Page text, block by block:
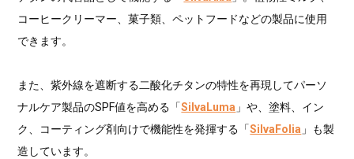
コーヒークリーマー、菓子類、ペットフードなどの製品に使用
できます。
また、紫外線を遮断する二酸化チタンの特性を再現してパーソ
ナルケア製品のSPF値を高める「SilvaLuma 」や、塗料、イン
ク、コーティング剤向けで機能性を発揮する「SilvaFolia 」も製
造しています。